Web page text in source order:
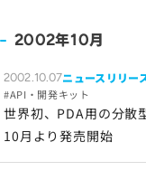
2002年10月
2002.10.07ニュースリリー
API・開発キット
世界初、PDA用の分散
10月より発売開始